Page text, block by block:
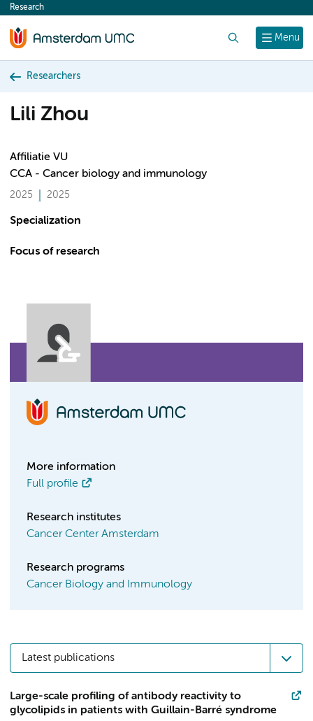
content
Menu
Research
Researchers
Lili Zhou
Affiliatie VU
CCA - Cancer biology and immunology
2025 2025
Specialization
Focus of research
More information
Full profile
Research institutes
Cancer Center Amsterdam
Research programs
Cancer Biology and Immunology
Latest publications
Large-scale profiling of antibody reactivity to
glycolipids in patients with Guillain-Barré syndrome